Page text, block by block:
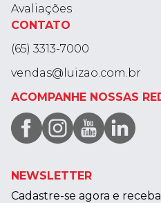
Avaliações
CONTATO
(65) 3313-7000
vendas@luizao.com.br
ACOMPANHE NOSSAS
NEWSLETTER
Cadastre-se agora e